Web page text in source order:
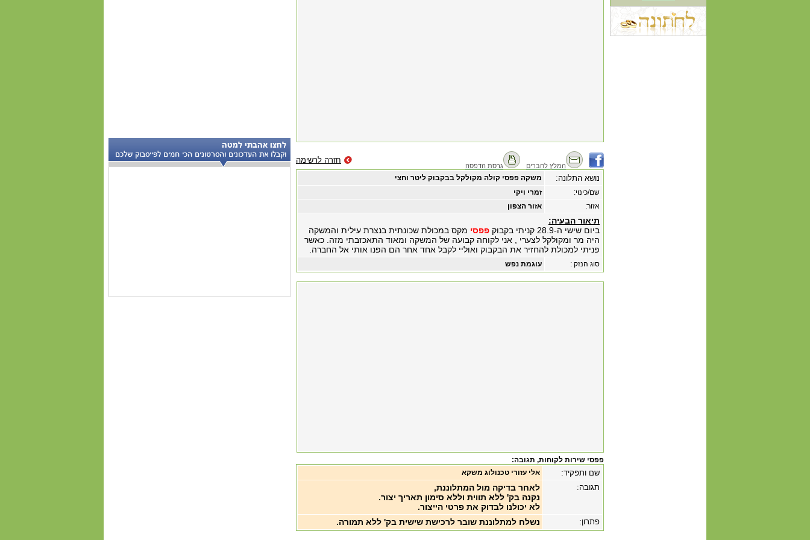
חזרה לרשימה
גרסת הדפסה המלץ לחברים
משקה פפסי קולה מקולקל בבקבוק ליטר וחצי נושא התלונה:
זמרי ויקי
שם/כינוי:
אזור הצפון
אזור:
תיאור הבעיה:
ביום שישי ה-28.9 קניתי בקבוק
פפסי מקס במכולת שכונתית בנצרת עילית והמשקה
היה מר ומקולקל לצערי , אני לקוחה קבועה של המשקה ומאוד התאכזבתי מזה. כאשר
פניתי למכולת להחזיר את הבקבוק ואוליי לקבל אחד אחר הם הפנו אותי אל החברה.
עוגמת נפש סוג הנזק :
פפסי שירות לקוחות, תגובה:
אלי עזורי טכנולוג משקא
שם ותפקיד:
לאחר בדיקה מול המתלוננת,
נקנה בק' ללא תווית וללא סימון תאריך יצור.
לא יכולנו לבדוק את פרטי הייצור.
תגובה:
נשלח למתלוננת שובר לרכישת שישית בק' ללא תמורה. פתרון: